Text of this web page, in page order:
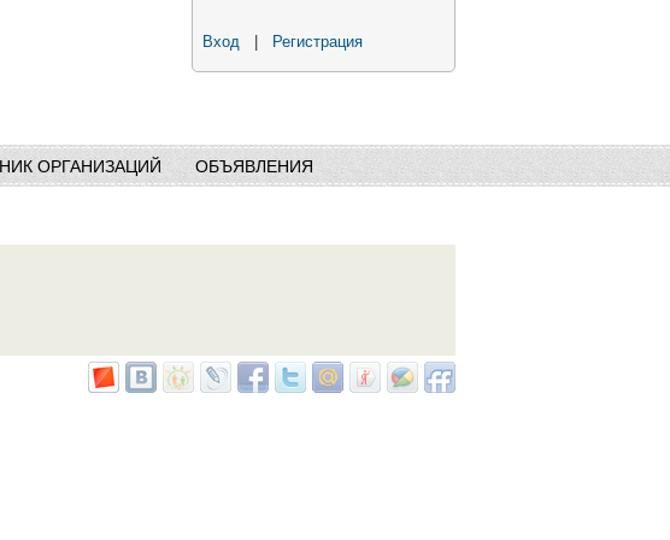
Вход Регистрация
ОРГАНИЗАЦИЙ ОБЪЯВЛЕНИЯ